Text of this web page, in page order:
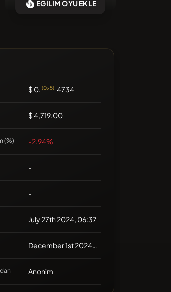
coin yok
EĞİLİM OYU EKLE
$ 0. (0x5) 4734
$ 4,719.00
(%) -2.94%
-
-
July 27th 2024, 06:37
December 1st 2024, 05:39
Anonim